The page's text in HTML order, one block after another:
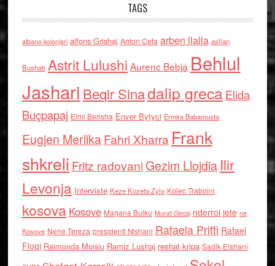
TAGS
albano kolonjari alfons Grishaj Anton Cefa arben llalla asllan
Bushati Astrit Lulushi Aurenc Bebja Behlul
Jashari Beqir Sinadalip grecaElida
Buçpapaj Elmi Berisha Enver Bytyci Ermira Babamusta
Eugjen MerlikaFahri Xharra Frank
shkreli Fritz radovaniGezim Llojdia Ilir
Levonja Interviste Keze Kozeta Zylo Kolec Traboini
kosova Kosove Marjana Bulku Murat Gecaj nderroi jete ne
Kosove Nene Tereza presidenti Nishani Rafaela Prifti Rafael
Floqi Raimonda Moisiu Ramiz Lushaj reshat kripa Sadik Elshani